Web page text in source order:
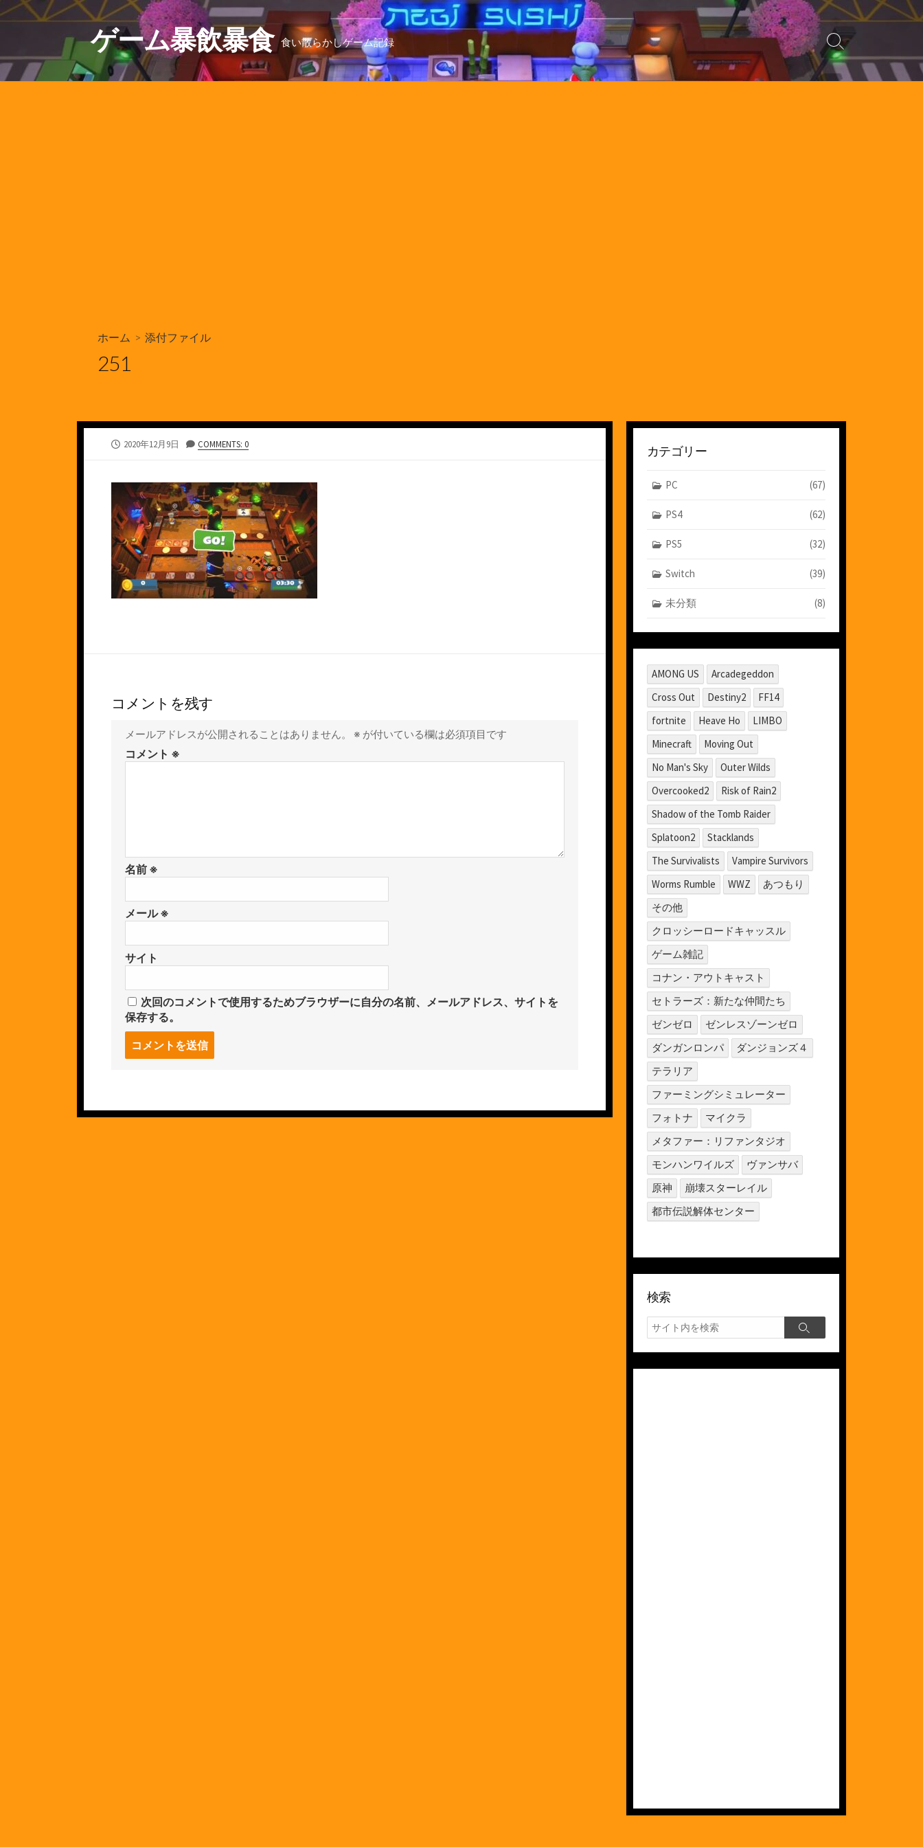
コ
ン
ン
ツ
ゲーム暴飲暴食 食い散らかしゲーム記録
検
索
切
ホーム > 添付ファイル
251
公
2020年12月9日 COMMENTS: 0
コメントを残す
メールアドレスが公開されることはありません。 ※ が付いている欄は必須項目です
コメント ※
名前 ※
メール※
サイト
次回のコメントで使用するためブラウザーに自分の名前、メールアドレス、サイトを
保存する。
る
カテゴリー
PC (67)
PS4 (62)
PS5 (32)
Switch (39)
未分類 (8)
AMONG US
Arcadegeddon
Cross Out
Destiny2
FF14
fortnite
Heave Ho
LIMBO
Minecraft
Moving Out
No Man's Sky
Outer Wilds
Overcooked2
Risk of Rain2
Shadow of the Tomb Raider
Splatoon2
Stacklands
The Survivalists
Vampire Survivors
Worms Rumble
WWZ
あつもり
その他
クロッシーロードキャッスル
ゲーム雑記
コナン・アウトキャスト
セトラーズ：新たな仲間たち
ゼンゼロ
ゼンレスゾーンゼロ
ダンガンロンパ
ダンジョンズ４
テラリア
ファーミングシミュレーター
フォトナ
マイクラ
メタファー：リファンタジオ
モンハンワイルズ
ヴァンサバ
原神
崩壊スターレイル
都市伝説解体センター
検索
検
索
検